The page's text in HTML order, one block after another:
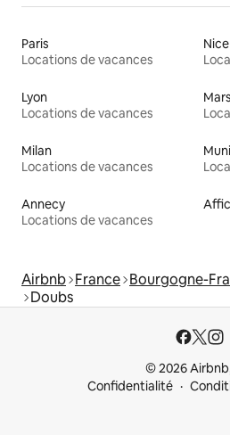
Paris
Locations de vacances
Nice
Lyon
Locations de vacances
Milan
Locations de vacances
Annecy
Locations de vacances
Airbnb France Bourgogne-
Doubs
© 2026
Confidentialité